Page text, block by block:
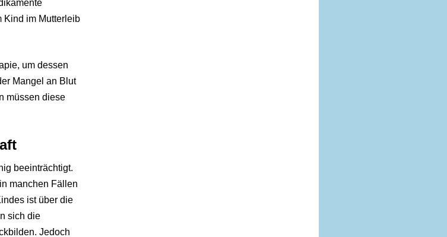
Kind im Mutterleib
um dessen
Mangel an Blut
müssen diese
beeinträchtigt.
manchen Fällen
ist über die
sich die
Jedoch